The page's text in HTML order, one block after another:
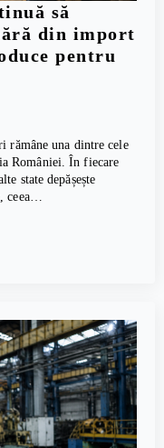
să
din import
pentru
una dintre cele
României. În fiecare
state depășește
ceea…